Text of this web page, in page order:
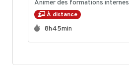
Animer des formations internes
À distance
Durée :
8h45min